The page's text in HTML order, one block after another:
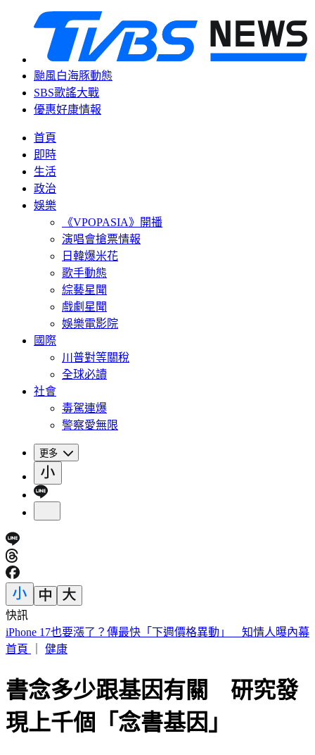
颱風白海豚動態
SBS歌謠大戰
優惠好康情報
首頁
即時
生活
政治
娛樂
《VPOPASIA》開播
演唱會搶票情報
日韓爆米花
歌手動態
綜藝星聞
戲劇星聞
娛樂電影院
國際
川普對等關稅
全球必讀
社會
毒駕連爆
警察愛無限
更多
快訊
市場拜票擋人去路遭嗆聲 沈伯洋道歉了「希望能夠精進動
線」
書念多少跟基因有關 研究發
現上千個「念書基因」